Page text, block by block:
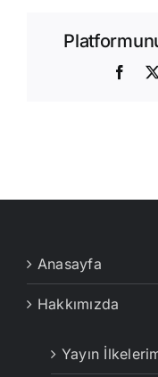
Anasayfa
Hakkımızda
Yayın